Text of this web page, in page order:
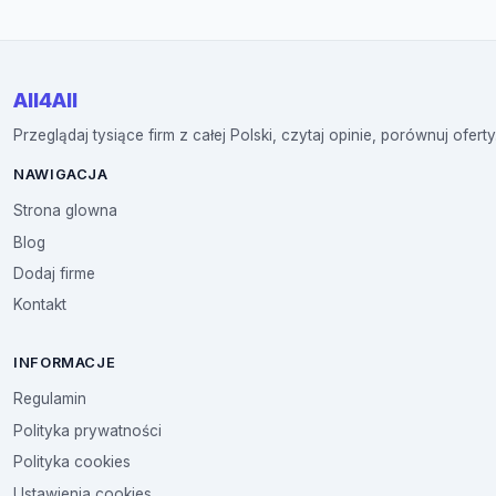
All4All
Przeglądaj tysiące firm z całej Polski, czytaj opinie, porównuj
NAWIGACJA
Strona glowna
Blog
Dodaj firme
Kontakt
INFORMACJE
Regulamin
Polityka prywatności
Polityka cookies